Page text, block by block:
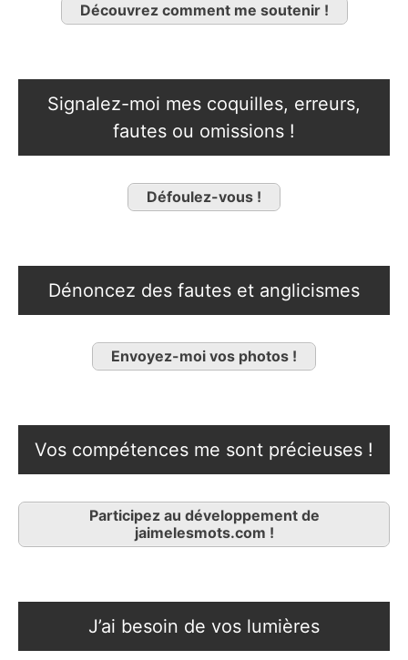
Découvrez comment me soutenir !
Signalez-moi mes coquilles, erreurs,
fautes ou omissions !
Défoulez-vous !
Dénoncez des fautes et anglicismes
Envoyez-moi vos photos !
Vos compétences me sont précieuses !
Participez au développement de
jaimelesmots.com !
J’ai besoin de vos lumières